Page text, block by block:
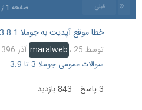
قبلی صفحه 1 از 8
خطا موقع آپدیت به جوملا 3.8.1
توسط maralweb ،25 آذر 1396
سوالات عمومی جوملا 3 تا 3.9
پاسخ 843 بازدید